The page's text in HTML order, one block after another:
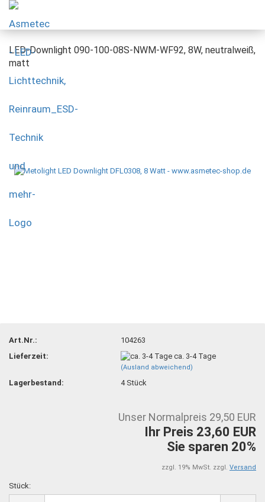
LED-Downlight 090-100-08S-NWM-WF92, 8W, neutralweiß,
matt
Art.Nr.:
104263
Lieferzeit:
ca. 3-4 Tage
(Ausland abweichend)
Lagerbestand: 4 Stück
Unser Normalpreis 29,50 EUR
Ihr Preis 23,60 EUR
Sie sparen 20%
zzgl. 19% MwSt. zzgl. Versand
Stück: